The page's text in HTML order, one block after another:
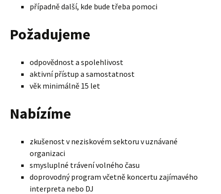
případně další, kde bude třeba pomoci
Požadujeme
odpovědnost a spolehlivost
aktivní přístup a samostatnost
věk minimálně 15 let
Nabízíme
zkušenost v neziskovém sektoru v uznávané
organizaci
smysluplné trávení volného času
doprovodný program včetně koncertu zajímavého
interpreta nebo DJ